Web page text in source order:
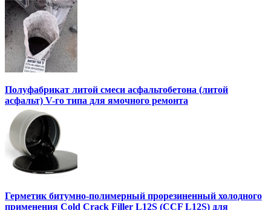
Полуфабрикат литой смеси асфальтобетона (литой
асфальт) V-го типа для ямочного ремонта
Герметик битумно-полимерный прорезиненный холодного
применения Cold Crack Filler L12S (ССF L12S) для